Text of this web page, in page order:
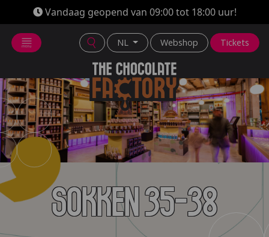
Vandaag geopend van 09:00 tot 18:00 uur!
NL Webshop Tickets
Sokken 35-38